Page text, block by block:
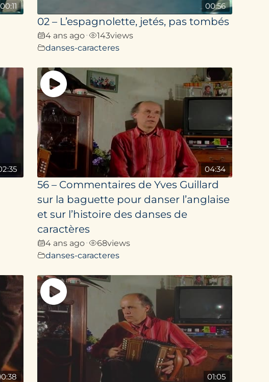
00:11 00:56
02 – L’espagnolette, jetés, pas tombés
4 ans ago• 143views
danses-caracteres
04:34
56 – Commentaires de Yves Guillard
sur la baguette pour danser l’an­glaise
et sur l’histoire des danses de
caractères
4 ans ago• 68views
danses-caracteres
01:05